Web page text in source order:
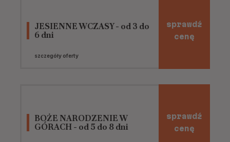
JESIENNE WCZASY - od 3 do
6 dni
szczegóły oferty
sprawdź
cenę
BOŻE NARODZENIE W
GÓRACH - od 5 do 8 dni
sprawdź
cenę